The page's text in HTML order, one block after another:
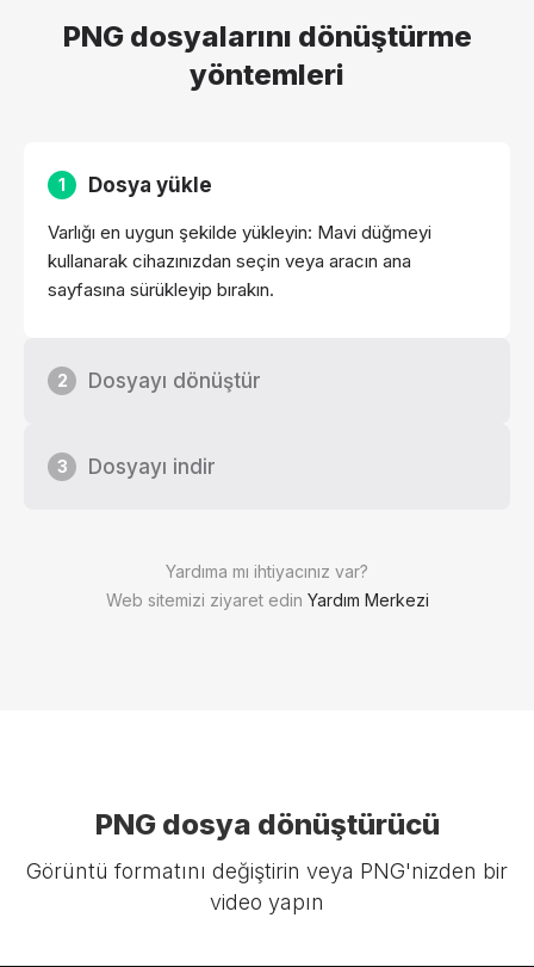
PNG dosyalarını dönüştürme
yöntemleri
Yardıma mı ihtiyacınız var?
Web sitemizi ziyaret edin Yardım Merkezi
1 Dosya yükle
Varlığı en uygun şekilde yükleyin: Mavi düğmeyi
kullanarak cihazınızdan seçin veya aracın ana
sayfasına sürükleyip bırakın.
2 Dosyayı dönüştür
3 Dosyayı indir
PNG dosya dönüştürücü
Görüntü formatını değiştirin veya PNG'nizden bir
video yapın